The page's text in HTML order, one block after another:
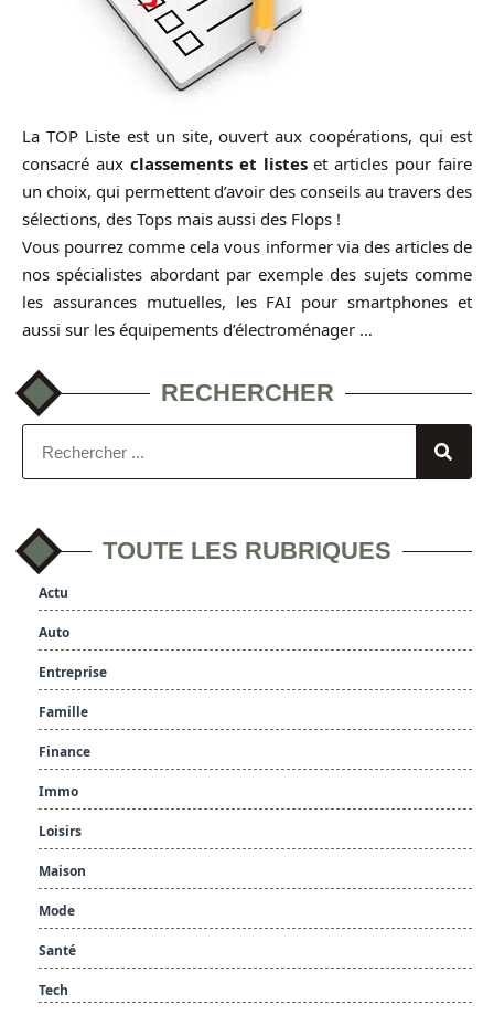
La TOP Liste est un site, ouvert aux coopérations, qui est
consacré aux classements et listeset articles pour faire
un choix, qui permettent d’avoir des conseils au travers des
sélections, des Tops mais aussi des Flops !
Vous pourrez comme cela vous informer via des articles de
nos spécialistes abordant par exemple des sujets comme
les assurances mutuelles, les FAI pour smartphones et
aussi sur les équipements d’électroménager …
RECHERCHER
TOUTE LES RUBRIQUES
Actu
Auto
Entreprise
Famille
Finance
Immo
Loisirs
Maison
Mode
Santé
Tech